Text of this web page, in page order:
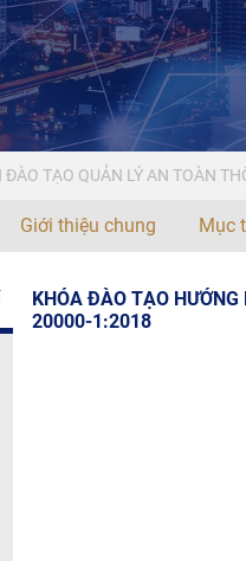
TẠO QUẢN LÝ AN TOÀN
Giới thiệu chung Mục
KHÓA ĐÀO TẠO HƯỚNG
20000-1:2018